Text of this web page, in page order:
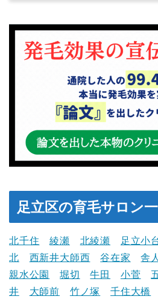
足立区の育毛サロン
北千住 綾瀬 北綾瀬 足立小
北
西新井大師西 谷在家 舎
親水公園
堀切 牛田 小菅
井
大師前 竹ノ塚 千住大橋